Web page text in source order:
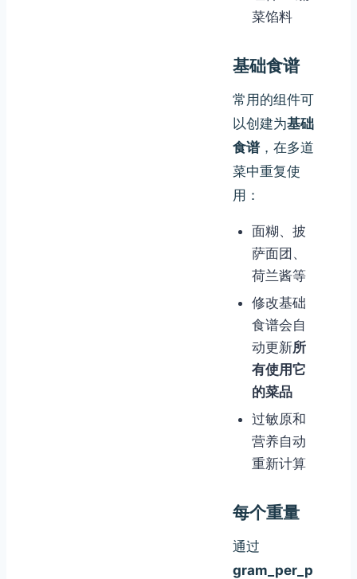
菜馅料
基础食谱
常用的组件可
以创建为基础
食谱，在多道
菜中重复使
用：
面糊、披
萨面团、
荷兰酱等
修改基础
食谱会自
动更新所
有使用它
的菜品
过敏原和
营养自动
重新计算
每个重量
通过
gram_per_p